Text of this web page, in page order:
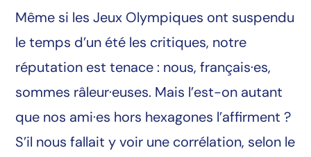
Même si les Jeux Olympiques ont suspendu
le temps d’un été les critiques, notre
réputation est tenace : nous, français·es,
sommes râleur·euses. Mais l’est-on autant
que nos ami·es hors hexagones l’affirment ?
S’il nous fallait y voir une corrélation, selon le